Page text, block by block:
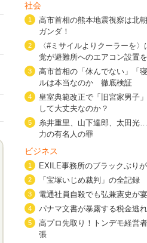
特集2 東京五輪強行
・ 五
・ 大
・ 五
・
社会
1
高市首相の熊本地震視察は北
ガンダ！
2
〈#ミサイルよりクーラーを
党が避難所へのエアコン設置
3
高市首相の「休んでない」「
ルは本当なのか 徹底検証
4
皇室典範改正で「旧宮家男子
して大丈夫なのか？
5
糸井重里、山下達郎、太田光
力の有名人の罪
ビジネス
1 EXILE事務所のブラックぶり
2 「宝塚いじめ裁判」の全記録
3 電通社員自殺でも弘兼憲史が
4 パナマ文書が暴露する税金逃
5
高プロ先取り！トンデモ経営
張